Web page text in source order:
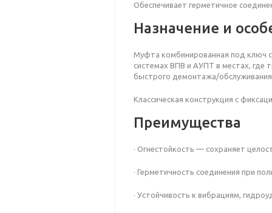
Обеспечивает герметичное
Назначение и
Муфта комбинированная под ключ
системах ВПВ и АУПТ в местах, где
быстрого демонтажа/
Классическая конструкция с
Преимущества
· Огнестойкость — сохраняет
· Герметичность соединения при
· Устойчивость к вибрациям,